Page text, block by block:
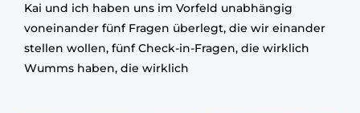
Kai und ich haben uns im Vorfeld unabhängig
voneinander fünf Fragen überlegt, die wir einander
stellen wollen, fünf Check-in-Fragen, die wirklich
Wumms haben, die wirklich